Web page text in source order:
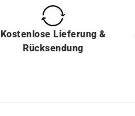
Kostenlose Lieferung &
Rücksendung